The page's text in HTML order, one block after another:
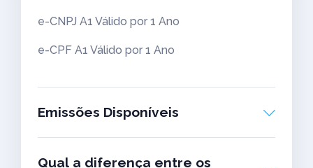
e-CNPJ A1 Válido por 1 Ano
e-CPF A1 Válido por 1 Ano
Emissões Disponíveis
Qual a diferença entre os